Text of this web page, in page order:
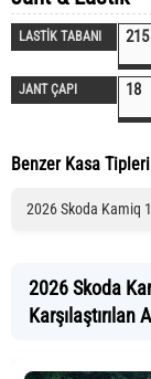
LASTİK TABANI 215
JANT ÇAPI 18
Benzer Kasa Tipleri
2026 Skoda Kamiq
2026 Skoda
Karşılaştırılan